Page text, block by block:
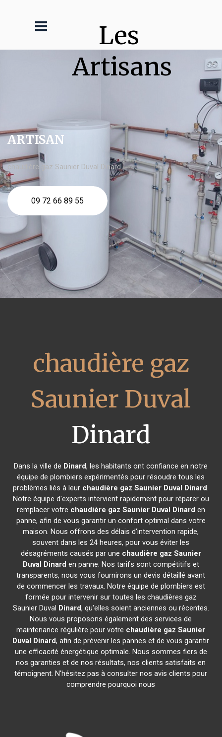
Les
Artisans
ARTISAN
chaudière gaz Saunier Duval Dinard
09 72 66 89 55
chaudière gaz
Saunier Duval
Dinard
Dans la ville de Dinard, les habitants ont confiance en notre
équipe de plombiers expérimentés pour résoudre tous les
problèmes liés à leur chaudière gaz Saunier Duval Dinard.
Notre équipe d'experts intervient rapidement pour réparer ou
remplacer votre chaudière gaz Saunier Duval Dinard en
panne, afin de vous garantir un confort optimal dans votre
maison. Nous offrons des délais d'intervention rapide,
souvent dans les 24 heures, pour vous éviter les
désagréments causés par une chaudière gaz Saunier
Duval Dinard en panne. Nos tarifs sont compétitifs et
transparents, nous vous fournirons un devis détaillé avant
de commencer les travaux. Notre équipe de plombiers est
formée pour intervenir sur toutes les chaudières gaz
Saunier Duval Dinard, qu'elles soient anciennes ou récentes.
Nous vous proposons également des services de
maintenance régulière pour votre chaudière gaz Saunier
Duval Dinard, afin de prévenir les pannes et de vous garantir
une efficacité énergétique optimale. Nous sommes fiers de
nos garanties et de nos résultats, nos clients satisfaits en
témoignent. N'hésitez pas à consulter nos avis clients pour
comprendre pourquoi nous